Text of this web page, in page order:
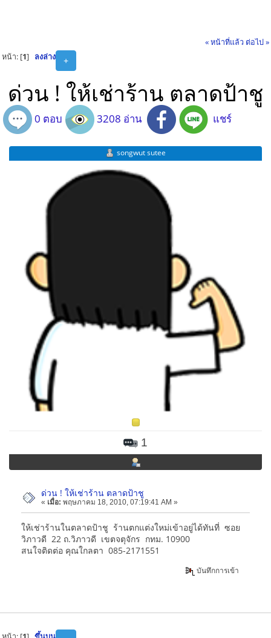
« หน้าที่แล้ว ต่อไป »
+
หน้า: [1] ลงล่าง
ด่วน ! ให้เช่าร้าน ตลาดป้าชู
0 ตอบ 3208 อ่าน แชร์
songwut sutee
1
ด่วน ! ให้เช่าร้าน ตลาดป้าชู
« เมื่อ: พฤษภาคม 18, 2010, 07:19:41 AM »
ให้เช่าร้านในตลาดป้าชู ร้านตกแต่งใหม่เข้าอยู่ได้ทันที่ ซอย
วิภาวดี 22 ถ.วิภาวดี เขตจตุจักร กทม. 10900
สนใจติดต่อ คุณใกลตา 085-2171551
บันทึกการเข้า